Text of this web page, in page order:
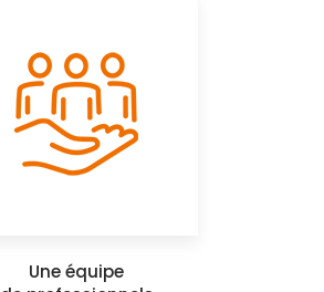
Une équipe